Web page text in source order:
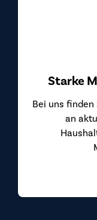
Starke
Bei uns
an